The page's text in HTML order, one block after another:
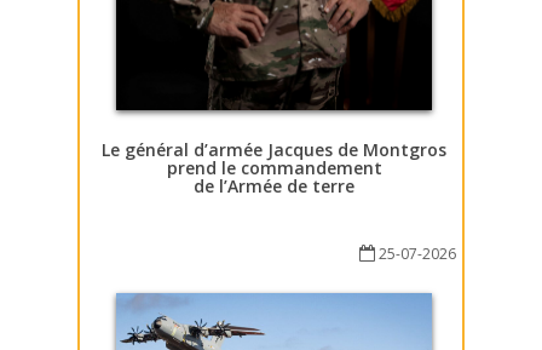
Le général d’armée Jacques de Montgros
prend le commandement
de l’Armée de terre
25-07-2026